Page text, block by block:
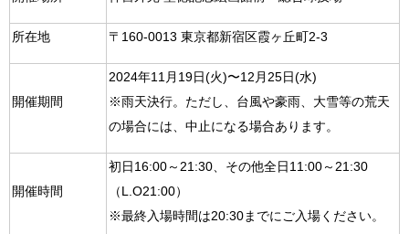
所在地 〒160-0013 東京都新宿区霞ヶ丘町2-3
開催期間
2024年11月19日(火)〜12月25日(水)
※雨天決行。ただし、台風や豪雨、大雪等の荒天
の場合には、中止になる場合あります。
開催時間
初日16:00～21:30、その他全日11:00～21:30
（L.O21:00）
※最終入場時間は20:30までにご入場ください。